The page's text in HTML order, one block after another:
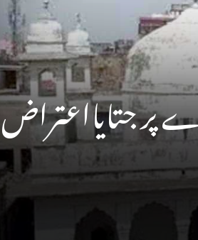
پر جتایااعتراض